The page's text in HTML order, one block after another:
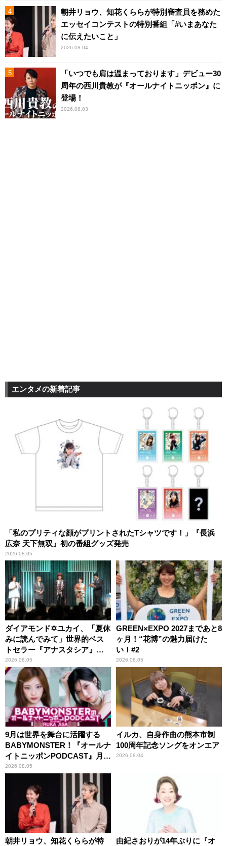
朝井リョウ、知花くららが特別審査員を務めた
エッセイコンテストの特別番組「#いまあなた
に伝えたいこと」
2026.08.04
「いつでも肩は温まっております」デビュー30
周年の西川貴教が『オールナイトニッポン』に
登場！
2026.08.03
エンタメの新着記事
「私のプリティな顔がプリントされたTシャツです！」『長浜
広奈 天下無双』初の番組グッズ発売
2026.08.05
ダイアモンド✡ユカイ、「夏休
みに読んでみて」世界的ベス
トセラー『アナスタシア』を
紹介
2026.08.05
GREEN×EXPO 2027まであと8
ヶ月！“花博”の魅力届けた
い！#2
2026.08.05
9月は世界を舞台に活躍する
BABYMONSTER！『オールナ
イトニッポンPODCAST』月替
わりパーソナリティ
2026.08.05
イルカ、自身作曲の熊本市制
100周年記念ソングをオンエア
2026.08.04
朝井リョウ、知花くららが特
由紀さおりが14年ぶりに『オ